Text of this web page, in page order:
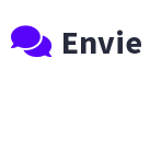
Envie